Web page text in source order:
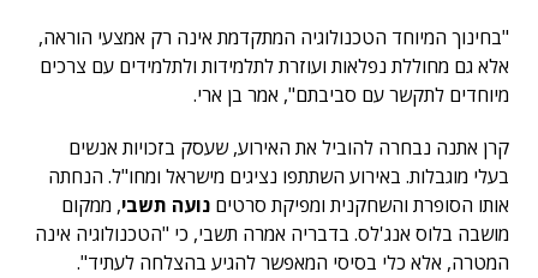
"בחינוך המיוחד הטכנולוגיה המתקדמת אינה רק אמצעי הוראה,
אלא גם מחוללת נפלאות ועוזרת לתלמידות ולתלמידים עם צרכים
מיוחדים לתקשר עם סביבתם", אמר בן ארי.
קרן אתנה נבחרה להוביל את האירוע, שעסק בזכויות אנשים
בעלי מוגבלות. באירוע השתתפו נציגים מישראל ומחו"ל. הנחתה
אותו הסופרת והשחקנית ומפיקת סרטים נועה תשבי, ממקום
מושבה בלוס אנג'לס. בדבריה אמרה תשבי, כי "הטכנולוגיה אינה
המטרה, אלא כלי בסיסי המאפשר להגיע בהצלחה לעתיד".